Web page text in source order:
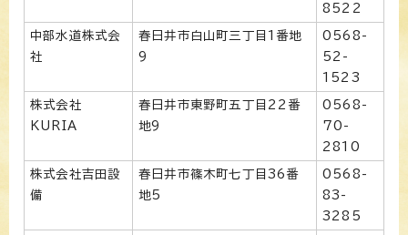
8522
中部水道株式会
社
春日井市白山町三丁目1番地
9
0568-
52-
1523
株式会社
KURIA
春日井市東野町五丁目22番
地9
0568-
70-
2810
株式会社吉田設
備
春日井市篠木町七丁目36番
地5
0568-
83-
3285